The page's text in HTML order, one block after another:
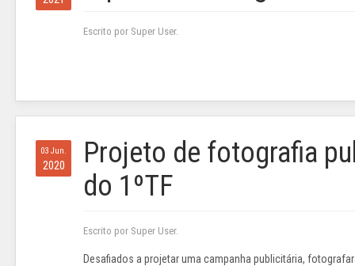
Escrito por Super User.
03 Jun.
2020
Projeto de fotografia
do 1ºTF
Escrito por Super User.
Desafiados a projetar uma campanha publicitária,